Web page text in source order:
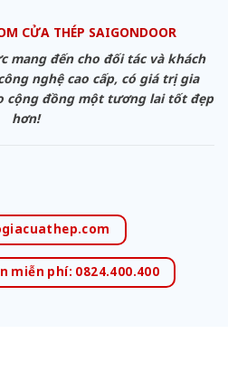
CỬA THÉP SAIGONDOOR
mang đến cho đối tác và khách
nghệ cao cấp, có giá trị gia
cộng đồng một tương lai tốt đẹp
hơn!
miễn phí: 0824.400.400